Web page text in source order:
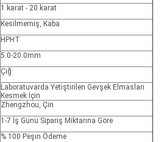
1 karat - 20 karat
Kesilmemiş, Kaba
HPHT
5.0-20.0mm
Çiğ
Laboratuvarda Yetiştirilen Gevşek Elmasları
Kesmek İçin
Zhengzhou, Çin
1-7 İş Günü Sipariş Miktarına Göre
% 100 Peşin Ödeme